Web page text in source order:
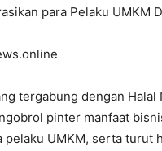
para Pelaku UMKM
tergabung dengan
pinter manfaat
UMKM, serta turut